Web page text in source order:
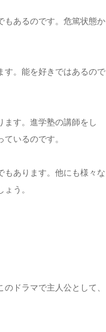
もあるのです。危篤状態か
す。能を好きではあるので
ます。進学塾の講師をし
いるのです。
もあります。他にも様々な
う。
ドラマで主人公として、